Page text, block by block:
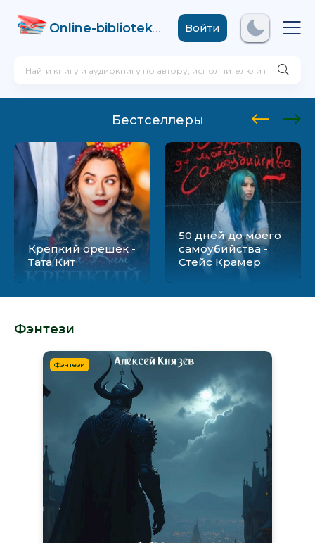
Online-biblioteka .comВойти
Бестселлеры
Крепкий орешек -
Тата Кит
50 дней до моего
самоубийства -
Стейс Крамер
Фэнтези
Фэнтези